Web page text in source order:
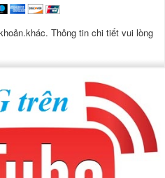
Thông tin chi tiết vui lòng